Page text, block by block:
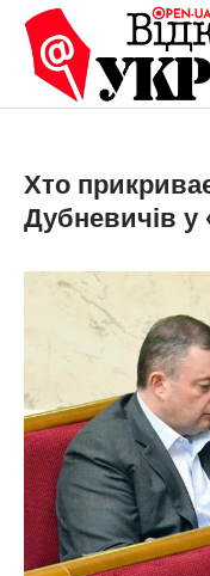
Перейти
вмісту
Хто
Дубневичів у